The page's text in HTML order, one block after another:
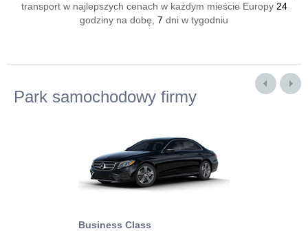
transport w najlepszych cenach w każdym mieście Europy 24
godziny na dobę, 7 dni w tygodniu
Park samochodowy firmy
Business Class